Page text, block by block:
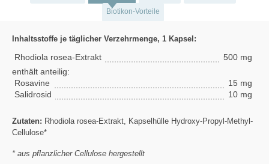
Biotikon-Vorteile
Inhaltsstoffe je täglicher Verzehrmenge, 1 Kapsel:
Rhodiola rosea-Extrakt
500 mg
enthält anteilig:
Rosavine
15 mg
Salidrosid
10 mg
Zutaten: Rhodiola rosea-Extrakt, Kapselhülle Hydroxy-Propyl-Methyl-
Cellulose*
* aus pflanzlicher Cellulose hergestellt